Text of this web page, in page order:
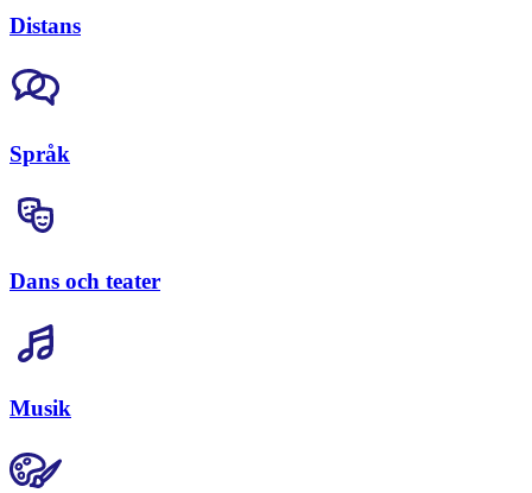
Distans
Språk
Dans och teater
Musik